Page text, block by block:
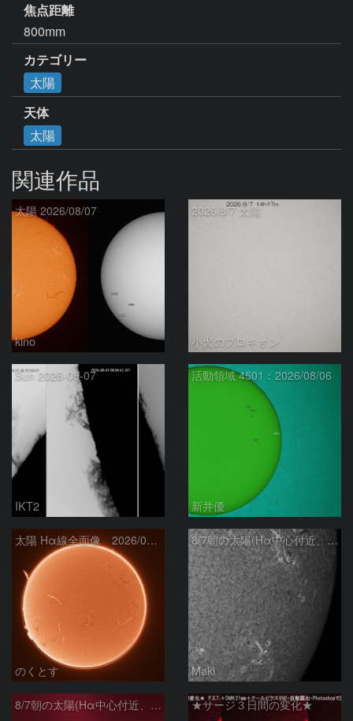
焦点距離
800mm
カテゴリー
太陽
天体
太陽
関連作品
太陽 2026/08/07
kino
2026/8/7 太陽
小犬のプロキオン
Sun 2026-08-07
IKT2
活動領域 4501：2026/08/06
新井優
太陽 Hα線全面像 2026/08/07
のくとす
8/7朝の太陽(Hα中心付近、4498、4502付近)
Maki
8/7朝の太陽(Hα中心付近、プロミネンス) ★サージ３日間の変化★